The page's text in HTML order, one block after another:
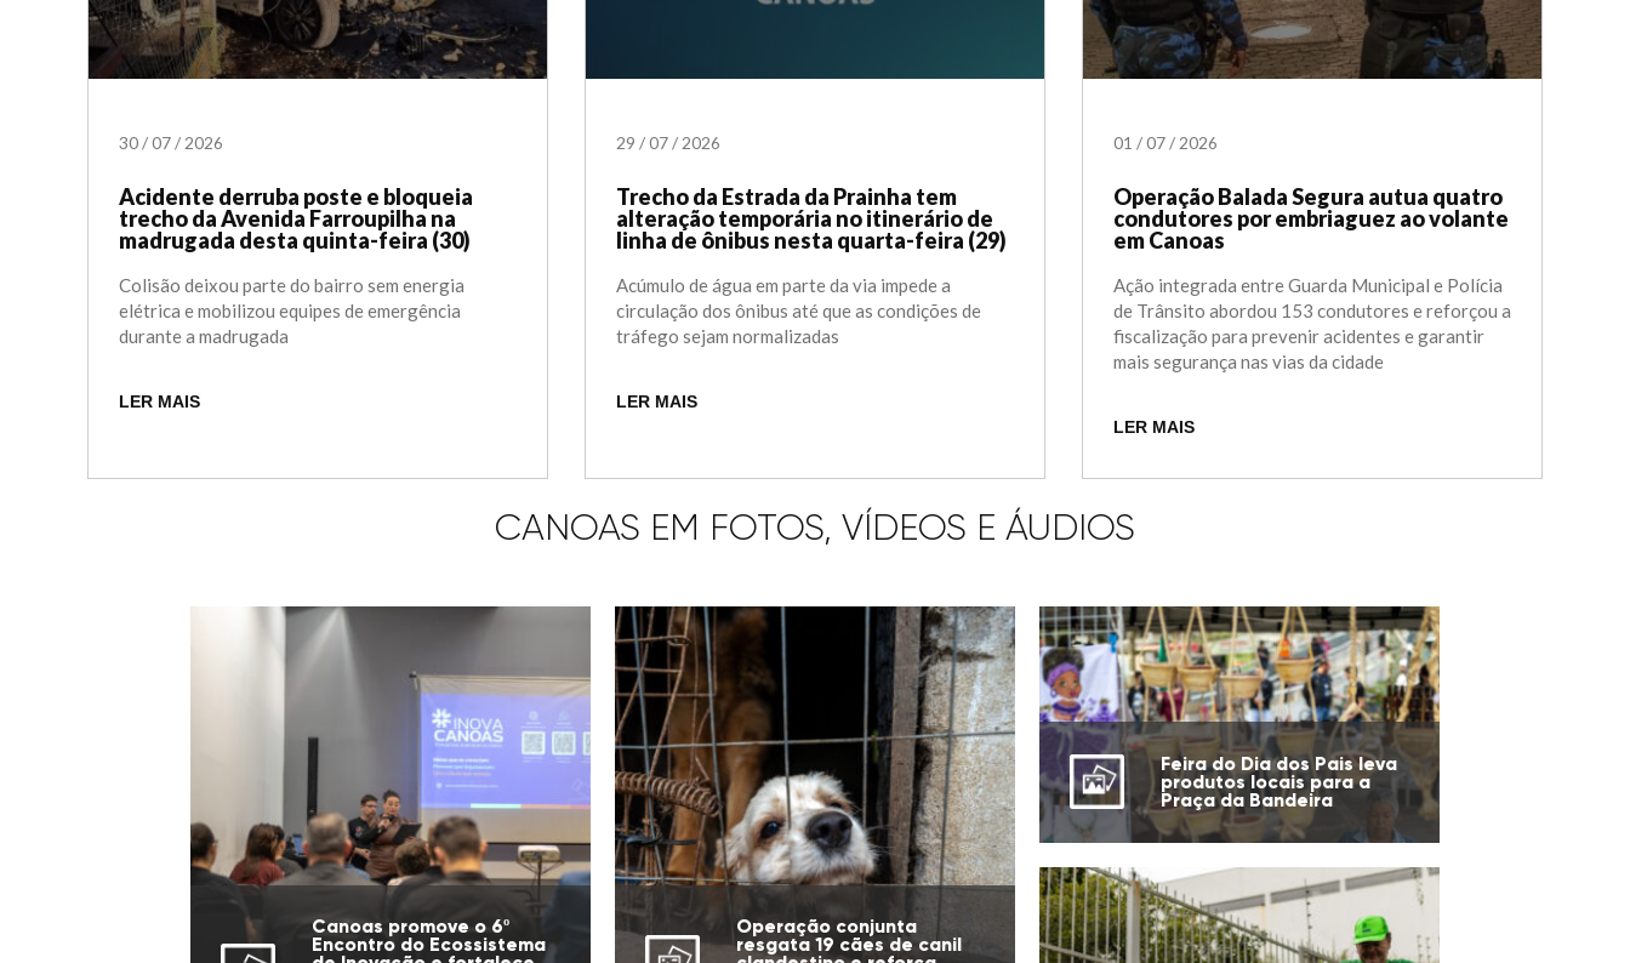
30/07/ 2026
Acidente derruba poste e bloqueia
trecho da Avenida Farroupilha na
madrugada desta quinta-feira (30)
Colisão deixou parte do bairro sem energia
elétrica e mobilizou equipes de emergência
durante a madrugada
LER MAIS
29 /07/ 2026
Trecho da Estrada da Prainha tem
alteração temporária no itinerário de
linha de ônibus nesta quarta-feira (29)
Acúmulo de água em parte da via impede a
circulação dos ônibus até que as condições de
tráfego sejam normalizadas
LER MAIS
01 /07/ 2026
Operação Balada Segura autua quatro
condutores por embriaguez ao volante
em Canoas
Ação integrada entre Guarda Municipal e Polícia
de Trânsito abordou 153 condutores e reforçou a
fiscalização para prevenir acidentes e garantir
mais segurança nas vias da cidade
LER MAIS
CANOAS EM FOTOS, VÍDEOS E ÁUDIOS
Canoas promove o 6º
Encontro do Ecossistema
Operação conjunta
resgata 19 cães de canil
Feira do Dia dos Pais leva
produtos locais para a
Praça da Bandeira